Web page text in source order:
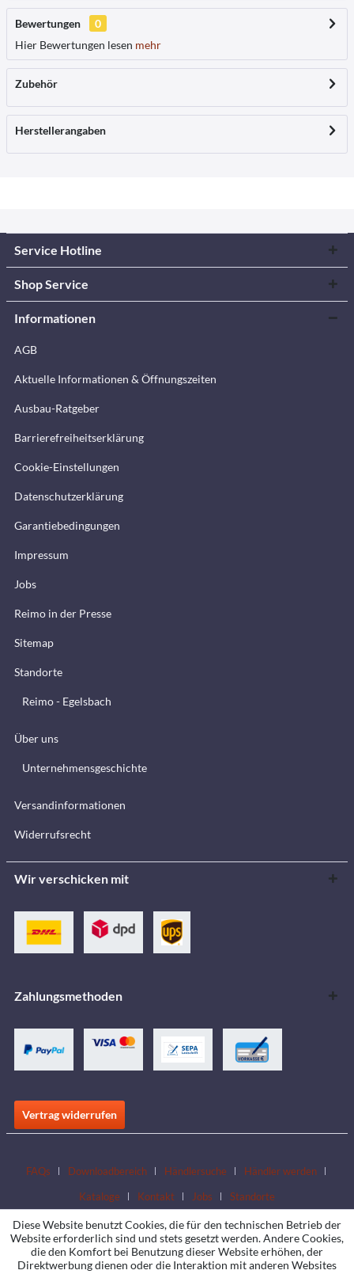
Bewertungen
0
Hier Bewertungen lesen mehr
Zubehör
Herstellerangaben
Service Hotline
Shop Service
Informationen
AGB
Aktuelle Informationen & Öffnungszeiten
Ausbau-Ratgeber
Barrierefreiheitserklärung
Cookie-Einstellungen
Datenschutzerklärung
Garantiebedingungen
Impressum
Jobs
Reimo in der Presse
Sitemap
Standorte
Reimo - Egelsbach
Über uns
Unternehmensgeschichte
Versandinformationen
Widerrufsrecht
Wir verschicken mit
Zahlungsmethoden
Vertrag widerrufen
FAQs Downloadbereich Händlersuche
Händler werden
Kataloge
Kontakt Jobs Standorte
Diese Website benutzt Cookies, die für den technischen Betrieb der
Website erforderlich sind und stets gesetzt werden. Andere Cookies,
die den Komfort bei Benutzung dieser Website erhöhen, der
Direktwerbung dienen oder die Interaktion mit anderen Websites